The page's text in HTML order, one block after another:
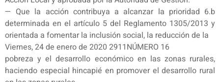
— Que la acción contribuya a alcanzar la prioridad 6.b
determinada en el artículo 5 del Reglamento 1305/2013 y
orientada a fomentar la inclusión social, la reducción de la
Viernes, 24 de enero de 2020 2911NÚMERO 16
pobreza y el desarrollo económico en las zonas rurales,
haciendo especial hincapié en promover el desarrollo rural